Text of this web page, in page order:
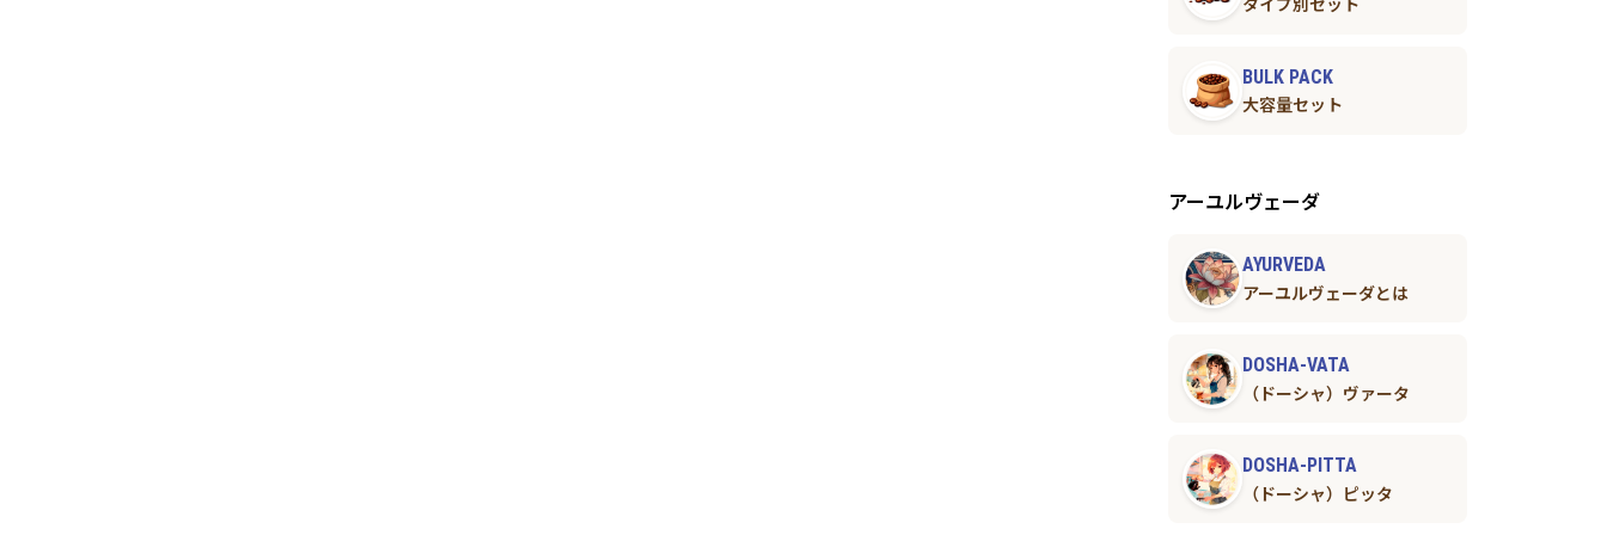
タイプ別セット
BULK PACK
大容量セット
アーユルヴェーダ
AYURVEDA
アーユルヴェーダとは
DOSHA-VATA
（ドーシャ）ヴァータ
DOSHA-PITTA
（ドーシャ）ピッタ